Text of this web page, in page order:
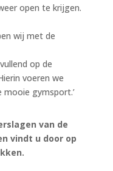
open te krijgen.
wij met de
op de
voeren we
mooie gymsport.’
van de
vindt u door op